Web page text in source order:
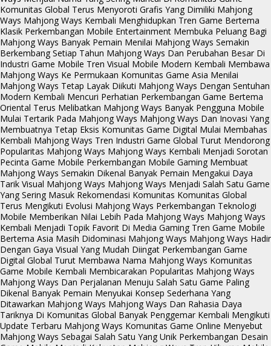
Komunitas Global Terus Menyoroti Grafis Yang Dimiliki Mahjong
Ways Mahjong Ways Kembali Menghidupkan Tren Game Bertema
Klasik Perkembangan Mobile Entertainment Membuka Peluang Bagi
Mahjong Ways Banyak Pemain Menilai Mahjong Ways Semakin
Berkembang Setiap Tahun Mahjong Ways Dan Perubahan Besar Di
Industri Game Mobile Tren Visual Mobile Modern Kembali Membawa
Mahjong Ways Ke Permukaan Komunitas Game Asia Menilai
Mahjong Ways Tetap Layak Diikuti Mahjong Ways Dengan Sentuhan
Modern Kembali Mencuri Perhatian Perkembangan Game Bertema
Oriental Terus Melibatkan Mahjong Ways Banyak Pengguna Mobile
Mulai Tertarik Pada Mahjong Ways Mahjong Ways Dan Inovasi Yang
Membuatnya Tetap Eksis Komunitas Game Digital Mulai Membahas
Kembali Mahjong Ways Tren Industri Game Global Turut Mendorong
Popularitas Mahjong Ways Mahjong Ways Kembali Menjadi Sorotan
Pecinta Game Mobile Perkembangan Mobile Gaming Membuat
Mahjong Ways Semakin Dikenal Banyak Pemain Mengakui Daya
Tarik Visual Mahjong Ways Mahjong Ways Menjadi Salah Satu Game
Yang Sering Masuk Rekomendasi Komunitas Komunitas Global
Terus Mengikuti Evolusi Mahjong Ways Perkembangan Teknologi
Mobile Memberikan Nilai Lebih Pada Mahjong Ways Mahjong Ways
Kembali Menjadi Topik Favorit Di Media Gaming Tren Game Mobile
Bertema Asia Masih Didominasi Mahjong Ways Mahjong Ways Hadir
Dengan Gaya Visual Yang Mudah Diingat Perkembangan Game
Digital Global Turut Membawa Nama Mahjong Ways Komunitas
Game Mobile Kembali Membicarakan Popularitas Mahjong Ways
Mahjong Ways Dan Perjalanan Menuju Salah Satu Game Paling
Dikenal Banyak Pemain Menyukai Konsep Sederhana Yang
Ditawarkan Mahjong Ways Mahjong Ways Dan Rahasia Daya
Tariknya Di Komunitas Global Banyak Penggemar Kembali Mengikuti
Update Terbaru Mahjong Ways Komunitas Game Online Menyebut
Mahjong Ways Sebagai Salah Satu Yang Unik Perkembangan Desain